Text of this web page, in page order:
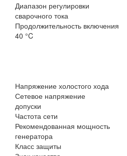
Диапазон регулировки
сварочного тока
Продолжительность включения
40 °C
Напряжение холостого хода
Сетевое напряжение
допуски
Частота сети
Рекомендованная мощность
генератора
Класс защиты